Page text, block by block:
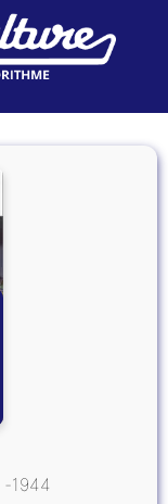
1944